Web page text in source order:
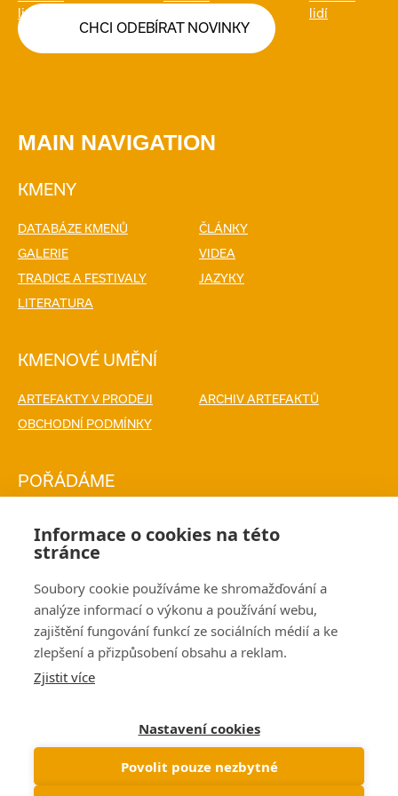
CHCI ODEBÍRAT NOVINKY
MAIN NAVIGATION
KMENY
DATABÁZE KMENŮ
ČLÁNKY
GALERIE
VIDEA
TRADICE A FESTIVALY
JAZYKY
LITERATURA
KMENOVÉ UMĚNÍ
ARTEFAKTY V PRODEJI
ARCHIV ARTEFAKTŮ
OBCHODNÍ PODMÍNKY
POŘÁDÁME
KALENDÁŘ AKCÍ
PRODEJ
TRIČKA FOTOGRAFIE
© David Švejnoha – 2026
Informace o cookies na této
stránce
Soubory cookie používáme ke shromažďování a
analýze informací o výkonu a používání webu,
zajištění fungování funkcí ze sociálních médií a ke
zlepšení a přizpůsobení obsahu a reklam.
Zjistit více
Nastavení cookies
Povolit pouze nezbytné